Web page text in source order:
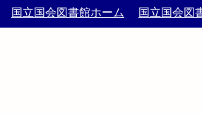
国立国会図書館ホーム 国立国会図